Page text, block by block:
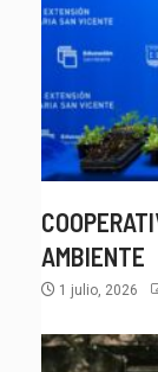
AMBIENTE
1 julio, 2026